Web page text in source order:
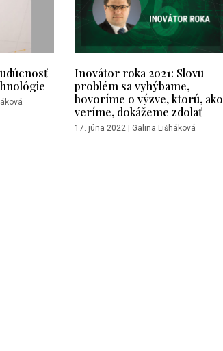
Inovátor roka 2021: Slovu
problém sa vyhýbame,
hovoríme o výzve, ktorú, ako
veríme, dokážeme zdolať
17. júna 2022 Galina Lišháková